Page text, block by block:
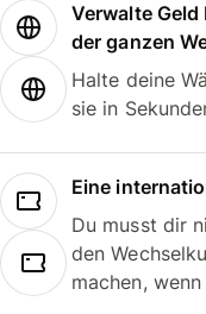
Verwalte
der ganzen
Halte deine
sie in
Eine
Du musst dir
den
machen,